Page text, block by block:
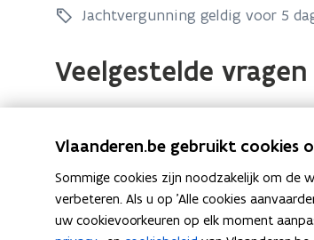
t
a
m
n
e
x
m
n
h
e
r
o
f
e
n
h
v
e
r
o
e
n
j
Jachtvergunning geldig voor 5
Veelgestelde vragen
Mag er 's nachts gejaagd
Vlaanderen.be gebruikt cookies
Sommige cookies zijn noodzakelijk om de
verbeteren. Als u op 'Alle cookies
uw cookievoorkeuren op elk moment